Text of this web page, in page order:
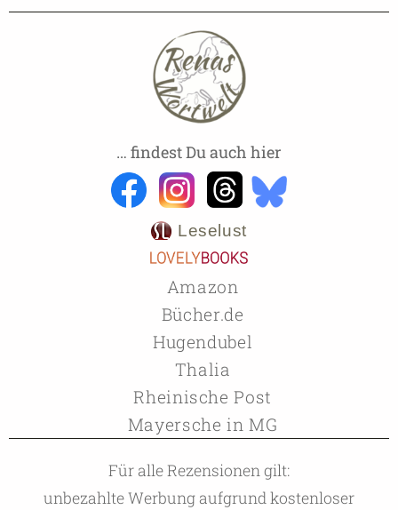
… findest Du auch hier
Leselust
Amazon
Bücher.de
Hugendubel
Thalia
Rheinische Post
Mayersche in MG
Für alle Rezensionen gilt:
unbezahlte Werbung aufgrund kostenloser